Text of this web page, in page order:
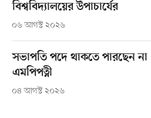
বিশ্ববিদ্যালয়ের উপাচার্যের
০৬ আগস্ট ২০২৬
সভাপতি পদে থাকতে পারছেন না
এমপিপত্নী
০৪ আগস্ট ২০২৬